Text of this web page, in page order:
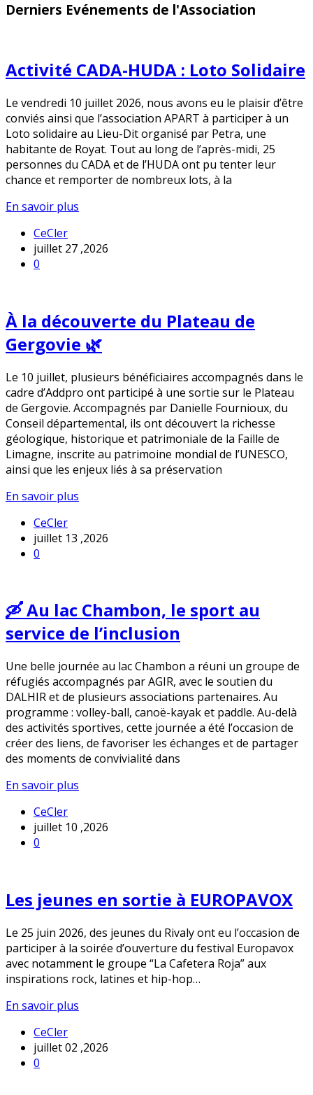
Derniers Evénements de l'Association
Activité CADA-HUDA : Loto Solidaire
Le vendredi 10 juillet 2026, nous avons eu le plaisir d’être
conviés ainsi que l’association APART à participer à un
Loto solidaire au Lieu-Dit organisé par Petra, une
habitante de Royat. Tout au long de l’après-midi, 25
personnes du CADA et de l’HUDA ont pu tenter leur
chance et remporter de nombreux lots, à la
En savoir plus
CeCler
juillet 27 ,2026
0
À la découverte du Plateau de
Gergovie 🌿
Le 10 juillet, plusieurs bénéficiaires accompagnés dans le
cadre d’Addpro ont participé à une sortie sur le Plateau
de Gergovie. Accompagnés par Danielle Fournioux, du
Conseil départemental, ils ont découvert la richesse
géologique, historique et patrimoniale de la Faille de
Limagne, inscrite au patrimoine mondial de l’UNESCO,
ainsi que les enjeux liés à sa préservation
En savoir plus
CeCler
juillet 13 ,2026
0
🛶 Au lac Chambon, le sport au
service de l’inclusion
Une belle journée au lac Chambon a réuni un groupe de
réfugiés accompagnés par AGIR, avec le soutien du
DALHIR et de plusieurs associations partenaires. Au
programme : volley-ball, canoë-kayak et paddle. Au-delà
des activités sportives, cette journée a été l’occasion de
créer des liens, de favoriser les échanges et de partager
des moments de convivialité dans
En savoir plus
CeCler
juillet 10 ,2026
0
Les jeunes en sortie à EUROPAVOX
Le 25 juin 2026, des jeunes du Rivaly ont eu l’occasion de
participer à la soirée d’ouverture du festival Europavox
avec notamment le groupe “La Cafetera Roja” aux
inspirations rock, latines et hip-hop…
En savoir plus
CeCler
juillet 02 ,2026
0